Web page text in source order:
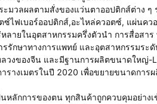
มวลผลตามสั่งของแว่นตาออปติกส์ต่าง ๆ
ซ์ไฟเบอร์ออปติกส์,อะไหล่ควอตซ์, แผ่นค
ายในอุตสาหกรรมครึ่งตัวนํา การสื่อสา
รักษาทางการแพทย์ และอุตสาหกรรมระ
ลวงของจีน และมีฐานการผลิตขนาดใหญ่-
างเมตรในปี 2020 เพื่อขยายขนาดการ
ลักการของตน ทุกสินค้าถูกควบคุมอย่างเ